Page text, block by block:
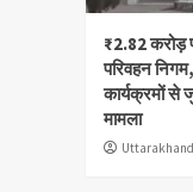
₹2.82 करोड़
परिवहन
कार्यक्रमों से
मामला
Uttarakhand